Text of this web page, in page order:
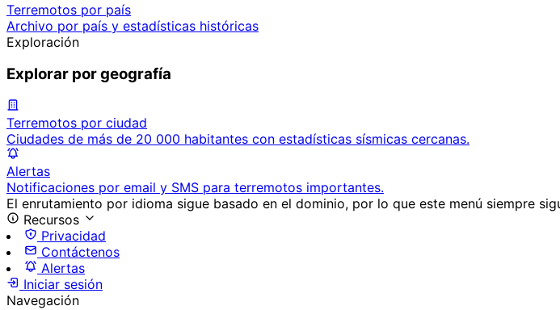
Terremotos por país
Archivo por país y estadísticas históricas
Exploración
Explorar por geografía
Terremotos por ciudad
Ciudades de más de 20 000 habitantes con estadísticas sísmicas cercanas.
Alertas
Notificaciones por email y SMS para terremotos importantes.
El enrutamiento por idioma sigue basado en el dominio, por lo que este menú siempre
Recursos
Privacidad
Contáctenos
Alertas
Iniciar sesión
Navegación